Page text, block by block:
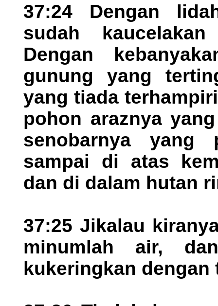
37:24 Dengan
sudah
Dengan
gunung yang
yang tiada
pohon araznya
senobarnya
sampai di atas
dan di dalam hutan
37:25 Jikalau
minumlah air,
kukeringkan dengan